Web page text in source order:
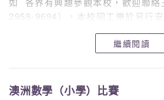
2958-9694），本校同工樂於另行
「升中體驗在靈風」2010-2011流程
風」個人申請表格
繼續閱讀
澳洲數學（小學）比賽